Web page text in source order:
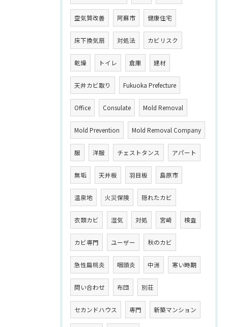
空気質改善 阿蘇市 健康住宅
床下換気扇 対処法 カビリスク
乾燥 トイレ 倉庫 建材
天井カビ取り Fukuoka Prefecture
Office Consulate Mold Removal
Mold Prevention Mold Removal Company
服 洋服 チェストタンス アパート
無垢 天井板 羽目板 島原市
温泉地 火災保険 隠れたカビ
衣類カビ 湿気 対処 宮崎 検査
カビ専門 ユーザー 秋のカビ
急性扁桃炎 咽頭炎 中洲 寒い時期
問い合わせ 布団 別荘
セカンドハウス 専門 新築マンション